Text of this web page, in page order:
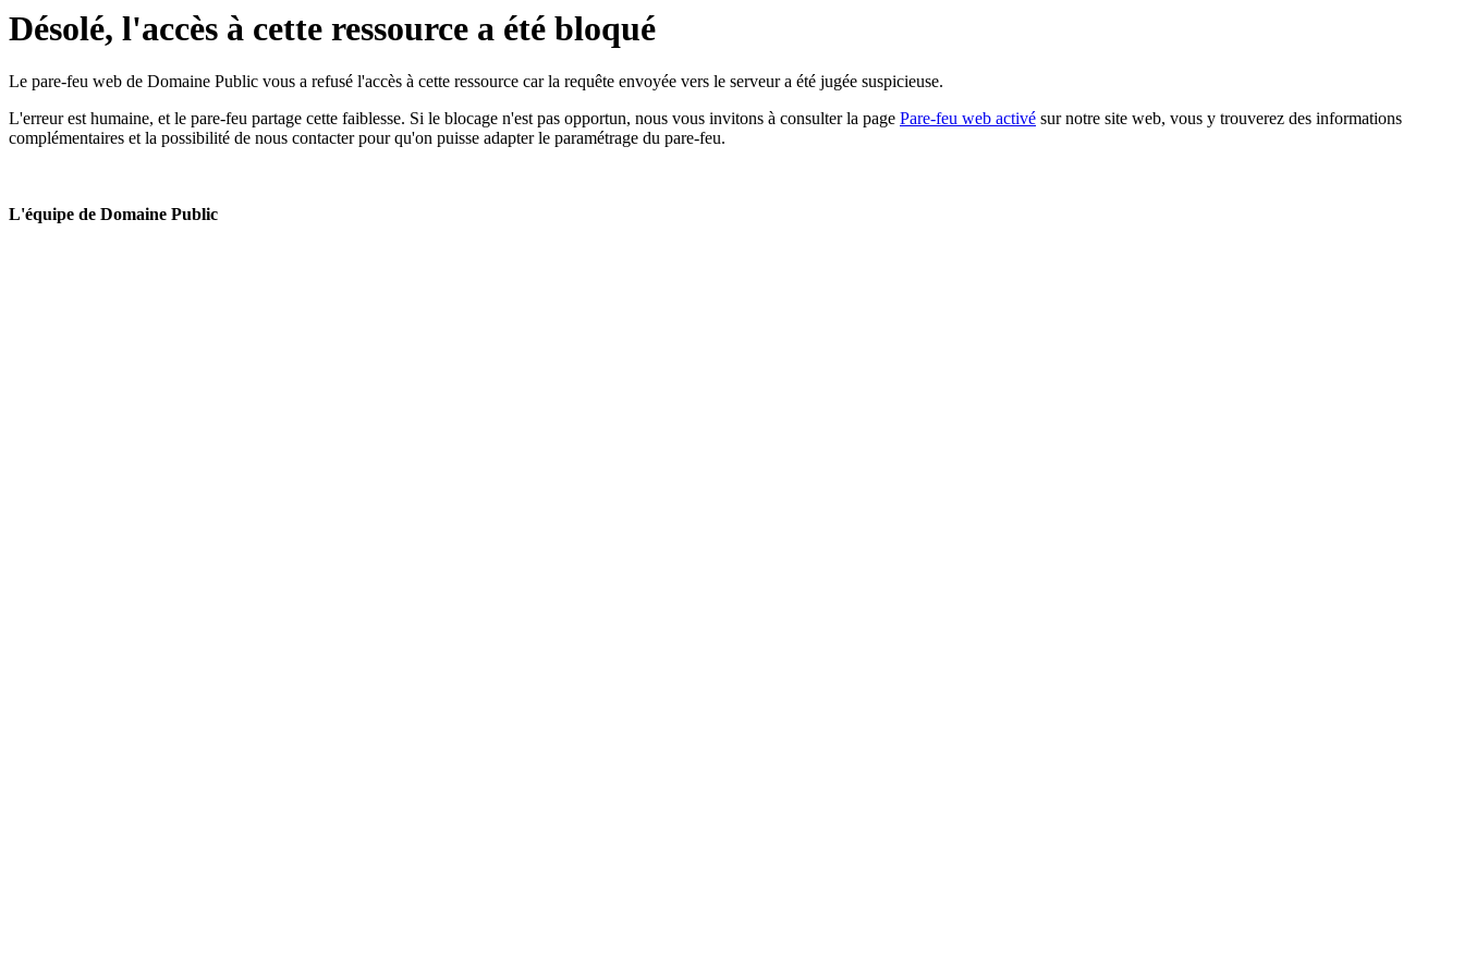
Désolé, l'accès à cette ressource a été bloqué
Le pare-feu web de Domaine Public vous a refusé l'accès à cette ressource car la requête envoyée vers le serveur a été jugée suspicieuse.
L'erreur est humaine, et le pare-feu partage cette faiblesse. Si le blocage n'est pas opportun, nous vous invitons à consulter la page Pare-feu web activé sur notre site web, vous y trouverez des informations
complémentaires et la possibilité de nous contacter pour qu'on puisse adapter le paramétrage du pare-feu.
L'équipe de Domaine Public